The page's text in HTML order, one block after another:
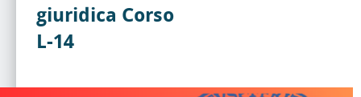
giuridica Corso
L-14